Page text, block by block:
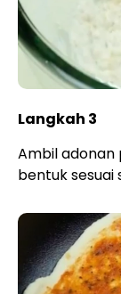
Langkah 3
Ambil adonan
bentuk sesuai